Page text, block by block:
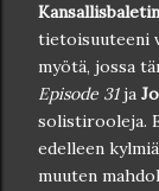
tietoisuuteeni
myötä, jossa
Episode 31ja
solistirooleja.
edelleen
muuten